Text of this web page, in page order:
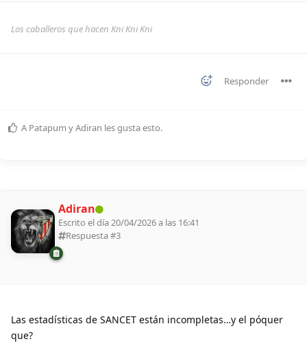
Los caballeros que hacen Kni Kni Kni
Responder
A Patapum yAdiran les gusta esto.
Adiran
Escrito el día 20/04/2026 a las 16:41
Respuesta #3
Las estadísticas de SANCET están incompletas…y el póquer
que?